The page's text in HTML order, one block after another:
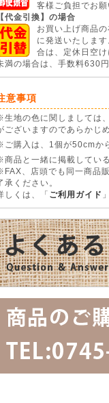
客様ご負担でお
【代金引換】の場合
お買い上げ商品
に発送いたしま
合は、定休日空
満の場合は、手数料630
意事項
生地の色に関しましては
ございますのであらかじ
ご購入は、1個が50cmか
商品と一緒に掲載してい
、店頭でも同一商品
承ください。
しくは、「 ご利用ガイド